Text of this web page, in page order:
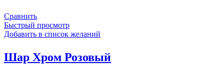
Сравнить
Быстрый просмотр
Добавить в список желаний
Шар Хром Розовый